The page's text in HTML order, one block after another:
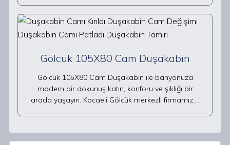
Gölcük 105X80 Cam Duşakabin
Gölcük 105X80 Cam Duşakabin ile banyonuza
modern bir dokunuş katın, konforu ve şıklığı bir
arada yaşayın. Kocaeli Gölcük merkezli firmamız,…